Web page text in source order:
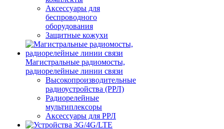
Аксессуары для
беспроводного
оборудования
Защитные кожухи
Магистральные радиомосты,
радиорелейные линии связи
Высокопроизводительные
радиоустройства (РРЛ)
Радиорелейные
мультиплексоры
Аксессуары для РРЛ